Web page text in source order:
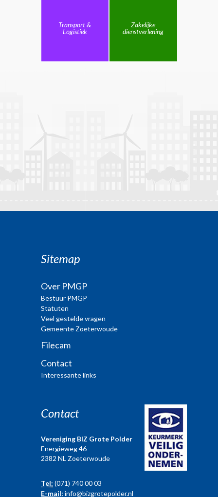
Transport &
Logistiek
Zakelijke
dienstverlening
Sitemap
Over PMGP
Bestuur PMGP
Statuten
Veel gestelde vragen
Gemeente Zoeterwoude
Filecam
Contact
Interessante links
Contact
Vereniging BIZ Grote Polder
Energieweg 46
2382 NL Zoeterwoude
Tel: (071) 740 00 03
E-mail: info@bizgrotepolder.nl